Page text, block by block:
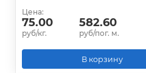
Цена:
75.00
руб/кг.
582.60
руб/пог. м.
В корзину